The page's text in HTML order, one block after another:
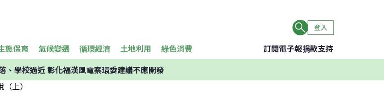
登入
態保育 氣候變遷 循環經濟 土地利用 綠色消費 訂閱電子報捐款支持
、學校過近 彰化福漢風電案環委建議不應開發